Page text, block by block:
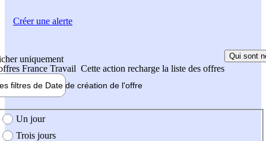
uniquement
France Travail Cette action recharge la liste des offres
Qui sont
filtres de Date de création de l'offre
création de l'offre
Un jour
Trois jours
Créer une alerte